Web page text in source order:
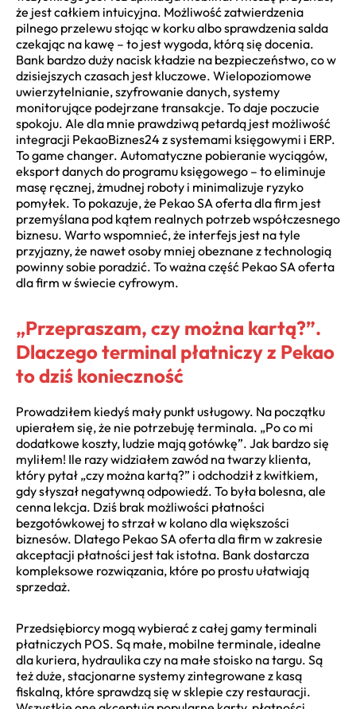
że jest całkiem intuicyjna. Możliwość zatwierdzenia
pilnego przelewu stojąc w korku albo sprawdzenia salda
czekając na kawę – to jest wygoda, którą się docenia.
Bank bardzo duży nacisk kładzie na bezpieczeństwo, co w
dzisiejszych czasach jest kluczowe. Wielopoziomowe
uwierzytelnianie, szyfrowanie danych, systemy
monitorujące podejrzane transakcje. To daje poczucie
spokoju. Ale dla mnie prawdziwą petardą jest możliwość
integracji PekaoBiznes24 z systemami księgowymi i ERP.
To game changer. Automatyczne pobieranie wyciągów,
eksport danych do programu księgowego – to eliminuje
masę ręcznej, żmudnej roboty i minimalizuje ryzyko
pomyłek. To pokazuje, że Pekao SA oferta dla firm jest
przemyślana pod kątem realnych potrzeb współczesnego
biznesu. Warto wspomnieć, że interfejs jest na tyle
przyjazny, że nawet osoby mniej obeznane z technologią
powinny sobie poradzić. To ważna część Pekao SA oferta
dla firm w świecie cyfrowym.
„Przepraszam, czy można kartą?”.
Dlaczego terminal płatniczy z Pekao
to dziś konieczność
Prowadziłem kiedyś mały punkt usługowy. Na początku
upierałem się, że nie potrzebuję terminala. „Po co mi
dodatkowe koszty, ludzie mają gotówkę”. Jak bardzo się
myliłem! Ile razy widziałem zawód na twarzy klienta,
który pytał „czy można kartą?” i odchodził z kwitkiem,
gdy słyszał negatywną odpowiedź. To była bolesna, ale
cenna lekcja. Dziś brak możliwości płatności
bezgotówkowej to strzał w kolano dla większości
biznesów. Dlatego Pekao SA oferta dla firm w zakresie
akceptacji płatności jest tak istotna. Bank dostarcza
kompleksowe rozwiązania, które po prostu ułatwiają
sprzedaż.
Przedsiębiorcy mogą wybierać z całej gamy terminali
płatniczych POS. Są małe, mobilne terminale, idealne
dla kuriera, hydraulika czy na małe stoisko na targu. Są
też duże, stacjonarne systemy zintegrowane z kasą
fiskalną, które sprawdzą się w sklepie czy restauracji.